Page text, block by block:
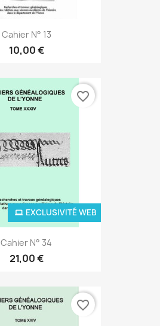
Cahier N° 13
10,00 €
Cahier N° 34
21,00 €
EXCLUSIVITÉ WEB
favorite_border
favorite_border